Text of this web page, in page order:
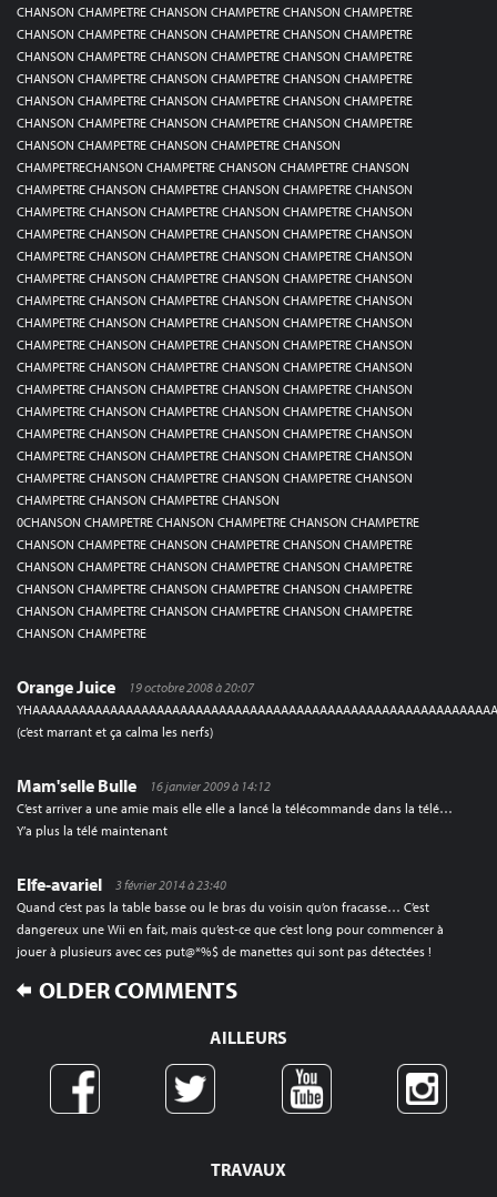
TRAVAUX
COMMENT
NAVIGATION
OLDER COMMENTS
CHANSON CHAMPETRE CHANSON CHAMPETRE CHANSON CHAMPETRE
CHANSON CHAMPETRE CHANSON CHAMPETRE CHANSON CHAMPETRE
CHANSON CHAMPETRE CHANSON CHAMPETRE CHANSON CHAMPETRE
CHANSON CHAMPETRE CHANSON CHAMPETRE CHANSON CHAMPETRE
CHANSON CHAMPETRE CHANSON CHAMPETRE CHANSON CHAMPETRE
CHANSON CHAMPETRE CHANSON CHAMPETRE CHANSON CHAMPETRE
CHANSON CHAMPETRE CHANSON CHAMPETRE CHANSON
CHAMPETRECHANSON CHAMPETRE CHANSON CHAMPETRE CHANSON
CHAMPETRE CHANSON CHAMPETRE CHANSON CHAMPETRE CHANSON
CHAMPETRE CHANSON CHAMPETRE CHANSON CHAMPETRE CHANSON
CHAMPETRE CHANSON CHAMPETRE CHANSON CHAMPETRE CHANSON
CHAMPETRE CHANSON CHAMPETRE CHANSON CHAMPETRE CHANSON
CHAMPETRE CHANSON CHAMPETRE CHANSON CHAMPETRE CHANSON
CHAMPETRE CHANSON CHAMPETRE CHANSON CHAMPETRE CHANSON
CHAMPETRE CHANSON CHAMPETRE CHANSON CHAMPETRE CHANSON
CHAMPETRE CHANSON CHAMPETRE CHANSON CHAMPETRE CHANSON
CHAMPETRE CHANSON CHAMPETRE CHANSON CHAMPETRE CHANSON
CHAMPETRE CHANSON CHAMPETRE CHANSON CHAMPETRE CHANSON
CHAMPETRE CHANSON CHAMPETRE CHANSON CHAMPETRE CHANSON
CHAMPETRE CHANSON CHAMPETRE CHANSON CHAMPETRE CHANSON
CHAMPETRE CHANSON CHAMPETRE CHANSON CHAMPETRE CHANSON
CHAMPETRE CHANSON CHAMPETRE CHANSON CHAMPETRE CHANSON
CHAMPETRE CHANSON CHAMPETRE CHANSON
0CHANSON CHAMPETRE CHANSON CHAMPETRE CHANSON CHAMPETRE
CHANSON CHAMPETRE CHANSON CHAMPETRE CHANSON CHAMPETRE
CHANSON CHAMPETRE CHANSON CHAMPETRE CHANSON CHAMPETRE
CHANSON CHAMPETRE CHANSON CHAMPETRE CHANSON CHAMPETRE
CHANSON CHAMPETRE CHANSON CHAMPETRE CHANSON CHAMPETRE
CHANSON CHAMPETRE
Orange Juice
19 octobre 2008 à 20:07
(c’est marrant et ça calma les nerfs)
Mam'selle Bulle
16 janvier 2009 à 14:12
C’est arriver a une amie mais elle elle a lancé la télécommande dans la télé…
Y’a plus la télé maintenant
Elfe-avariel
3 février 2014 à 23:40
Quand c’est pas la table basse ou le bras du voisin qu’on fracasse… C’est
dangereux une Wii en fait, mais qu’est-ce que c’est long pour commencer à
jouer à plusieurs avec ces put@*%$ de manettes qui sont pas détectées !
AILLEURS